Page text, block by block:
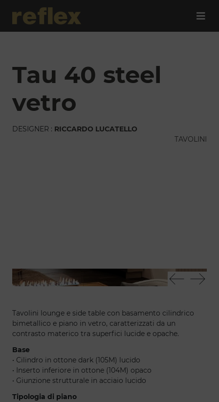
tau 40 steel
vetro
DESIGNER : RICCARDO LUCATELLO
TAVOLINI
Tau 40 Steel vetro - Stratum sofa
Tavolini lounge e side table con basamento cilindrico
bimetallico e piano in vetro, caratterizzati da un
contrasto materico tra superfici lucide e opache.
Base
• Cilindro in ottone dark (105M) lucido
• Inserto inferiore in ottone (104M) opaco
• Giunzione strutturale in acciaio lucido
Tipologia di piano